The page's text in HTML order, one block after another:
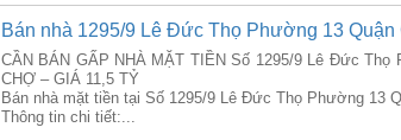
Bán nhà 1295/9 Lê Đức Thọ Phường 13 Quận
CẦN BÁN GẤP NHÀ MẶT TIỀN Số 1295/9 Lê Đức Thọ
CHỢ – GIÁ 11,5 TỶ
Bán nhà mặt tiền tại Số 1295/9 Lê Đức Thọ Phường 13
Thông tin chi tiết:...